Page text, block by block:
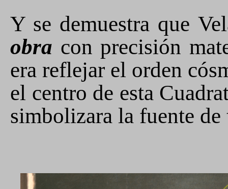
Y se demuestra que
obra con precisión
era reflejar el orden
el centro de esta
simbolizara la fuente